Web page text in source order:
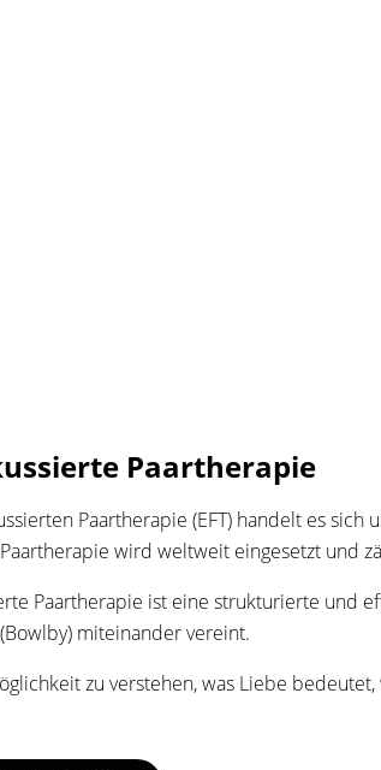
Paartherapie
Paartherapie (EFT) handelt es
wird weltweit eingesetzt und
Paartherapie ist eine strukturierte und
miteinander vereint.
zu verstehen, was Liebe